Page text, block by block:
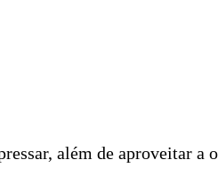
além de aproveitar